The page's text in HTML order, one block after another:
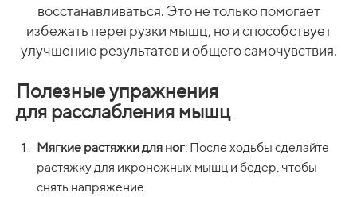
восстанавливаться. Это не только помогает
избежать перегрузки мышц, но и способствует
улучшению результатов и общего самочувствия.
Полезные упражнения
для расслабления мышц
Мягкие растяжки для ног: После ходьбы сделайте
растяжку для икроножных мышц и бедер, чтобы
снять напряжение.